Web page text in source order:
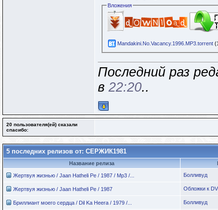
Вложения
Mandakini.No.Vacanсy.1996.MP3.torrent
Последний раз
в 22:20..
20 пользователя(ей) сказали
cпасибо:
5 последних релизов от: СЕРЖИК1981
Название релиза
Жертвуя жизнью / Jaan Hatheli Pe / 1987 / Mp3 /... Болливуд
Жертвуя жизнью / Jaan Hatheli Pe / 1987 Обложки к
Бриллиант моего сердца / Dil Ka Heera / 1979 /... Болливуд